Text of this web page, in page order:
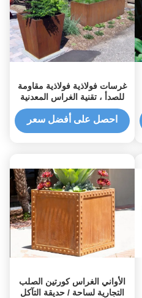
غرسات فولاذية فولاذية مقاومة
للصدأ ، تقنية الغراس المعدنية
المستطيلة
احصل على أفضل سعر
الأواني الغراس كورتين الصلب
التجارية لساحة / حديقة التآكل